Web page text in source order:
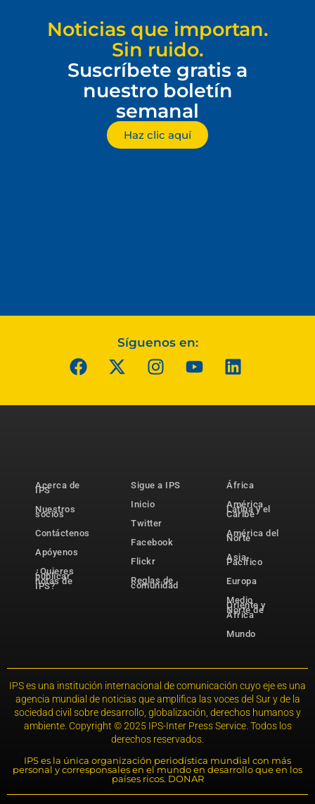
Noticias que importan.
Sin ruido.
Suscríbete gratis a
nuestro boletín
semanal
Haz clic aquí
Síguenos en:
Acerca de
IPS
Nuestros
socios
Contáctenos
Apóyenos
¿Quieres
publicar
notas de
IPS?
Sigue a IPS
Inicio
Twitter
Facebook
Flickr
Reglas de
comunidad
África
América
Latina y el
Caribe
América del
Norte
Asia-
Pacífico
Europa
Medio
Oriente y
Norte de
África
Mundo
IPS es una institución internacional de comunicación cuyo eje es una
agencia mundial de noticias que amplifica las voces del Sur y de la
sociedad civil sobre desarrollo, globalización, derechos humanos y
ambiente. Copyright © 2025 IPS-Inter Press Service. Todos los
derechos reservados.
IPS es la única organización periodística mundial con más
personal y corresponsales en el mundo en desarrollo que en los
países ricos. DONAR